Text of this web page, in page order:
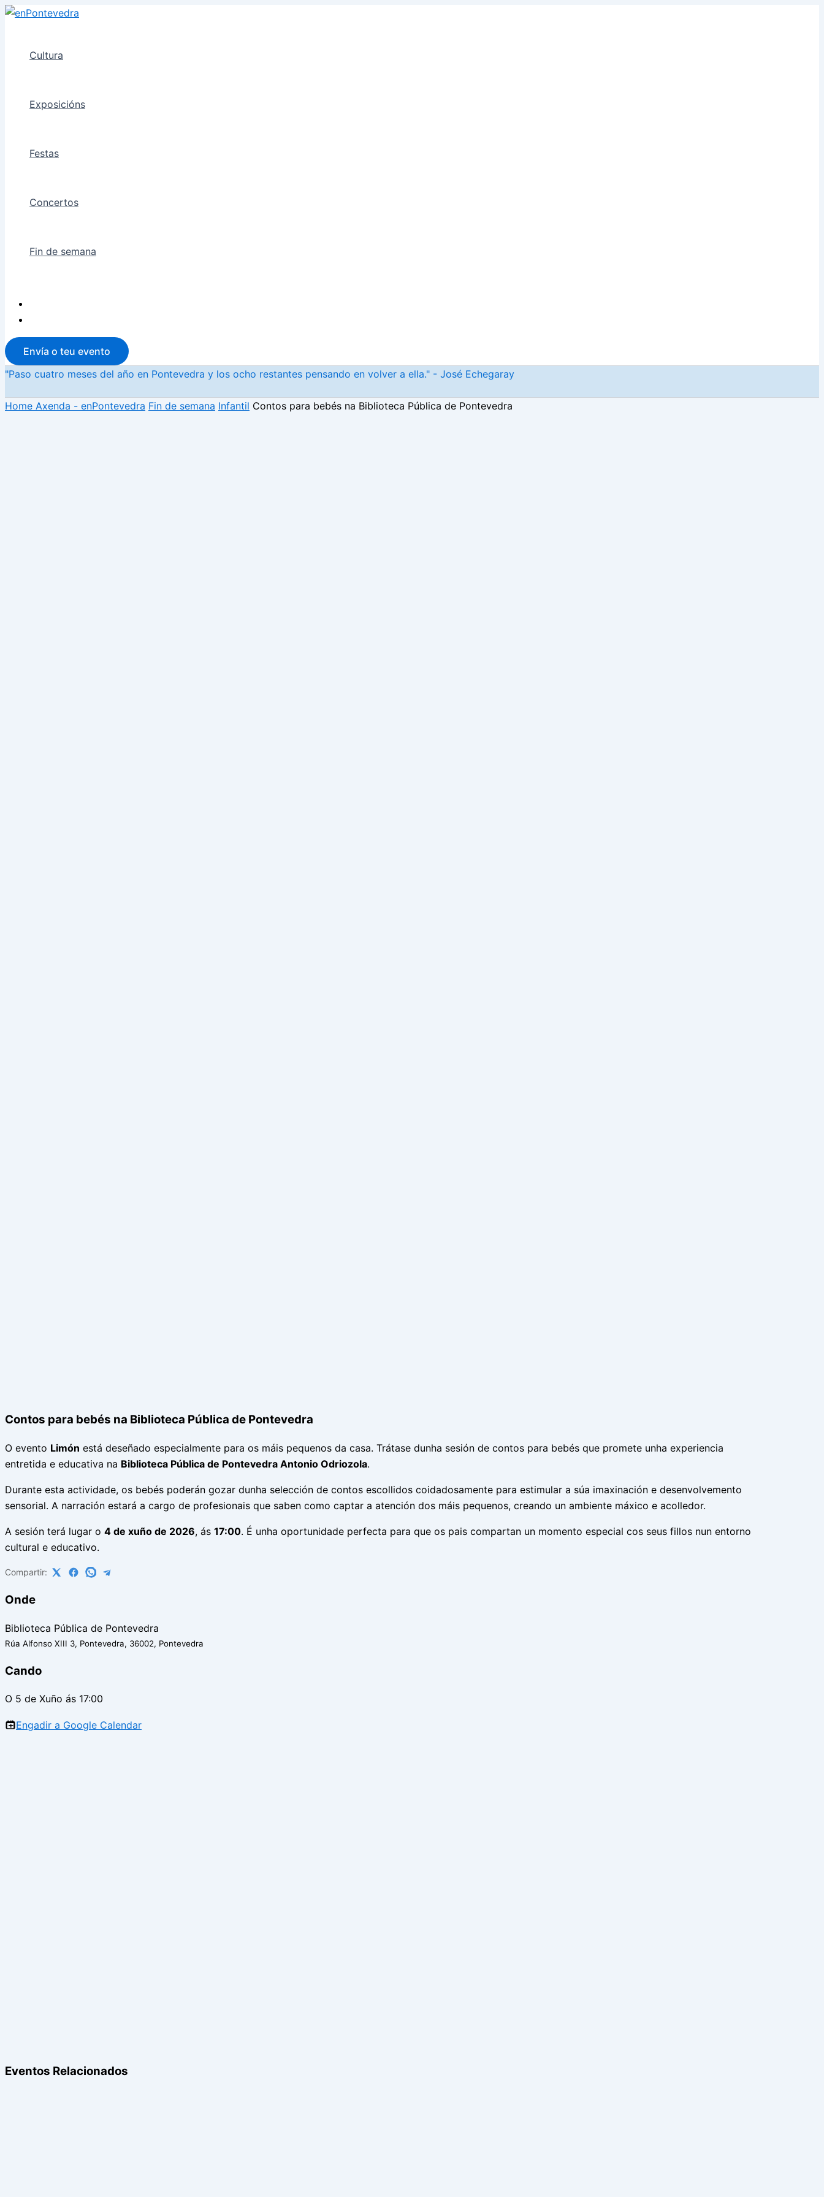
Ir
Cultura
Exposicións
Festas
Concertos
Fin de semana
Envía o teu evento
"Paso cuatro meses del año en Pontevedra y los ocho restantes pensando en volver a ella." - José Echegaray
Home Axenda - enPontevedra Fin de semana Infantil Contos para bebés na Biblioteca Pública de Pontevedra
Contos para bebés na Biblioteca Pública de Pontevedra
O evento Limón está deseñado especialmente para os máis pequenos da casa. Trátase dunha sesión de contos para bebés que promete unha experiencia
entretida e educativa na Biblioteca Pública de Pontevedra Antonio Odriozola.
Durante esta actividade, os bebés poderán gozar dunha selección de contos escollidos coidadosamente para estimular a súa imaxinación e desenvolvemento
sensorial. A narración estará a cargo de profesionais que saben como captar a atención dos máis pequenos, creando un ambiente máxico e acolledor.
A sesión terá lugar o 4 de xuño de 2026, ás 17:00. É unha oportunidade perfecta para que os pais compartan un momento especial cos seus fillos nun entorno
cultural e educativo.
Compartir:
Onde
Biblioteca Pública de Pontevedra
Rúa Alfonso XIII 3, Pontevedra, 36002, Pontevedra
Cando
O 5 de Xuño ás 17:00
Engadir a Google Calendar
Eventos Relacionados